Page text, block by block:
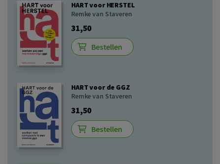
HART voor HERSTEL
Remke van Staveren
31,50
Bestellen
HART voor de GGZ
Remke van Staveren
31,50
Bestellen